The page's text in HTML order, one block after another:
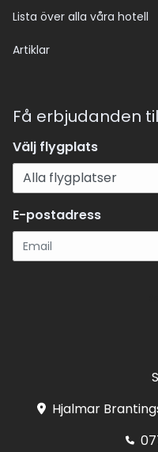
Lista över alla våra hotell
Artiklar
Få erbjudanden
Välj flygplats
E-postadress
Hjalmar